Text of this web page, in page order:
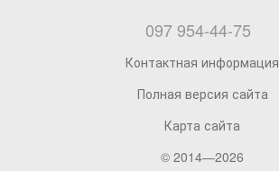
097 954-44-75
Контактная информация
Полная версия сайта
Карта сайта
© 2014—2026